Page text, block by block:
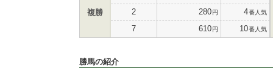
複勝 2 280円 4番人気
7 610円 10番人気
勝馬の紹介